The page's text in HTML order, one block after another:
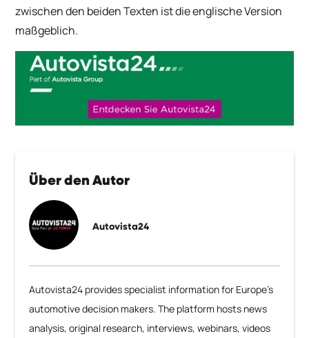
Über den Autor
Autovista24
Autovista24 provides specialist information for Europe’s
automotive decision makers. The platform hosts news
analysis, original research, interviews, webinars, videos
zwischen den beiden Texten ist die englische Version
maßgeblich.